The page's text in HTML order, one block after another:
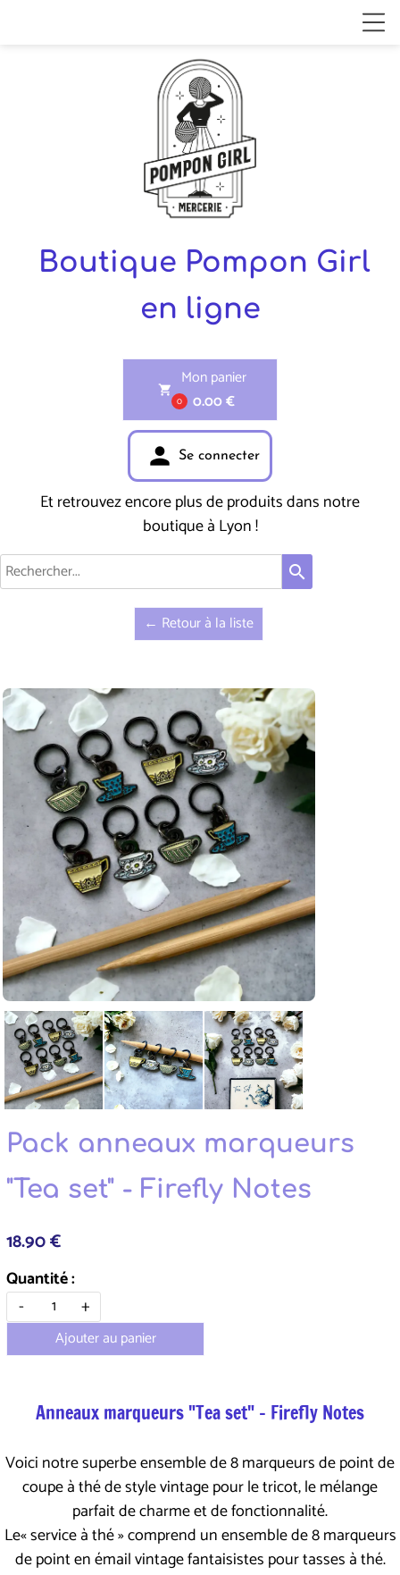
Boutique Pompon Girl
en ligne
shopping_cart
0
Mon panier
0.00 €
person Se connecter
Et retrouvez encore plus de produits dans notre
boutique à Lyon !
search
← Retour à la liste
Pack anneaux marqueurs
"Tea set" - Firefly Notes
18.90 €
Quantité :
-
+
Ajouter au panier
Anneaux marqueurs "Tea set" - Firefly Notes
Voici notre superbe ensemble de 8 marqueurs de point de
coupe à thé de style vintage pour le tricot, le mélange
parfait de charme et de fonctionnalité.
Le« service à thé » comprend un ensemble de 8 marqueurs
de point en émail vintage fantaisistes pour tasses à thé.